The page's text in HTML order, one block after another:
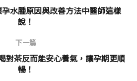
水腫原因與改善方法中醫師這樣
說！
下一篇
對茶反而能安心養氣，讓孕期更順
暢！